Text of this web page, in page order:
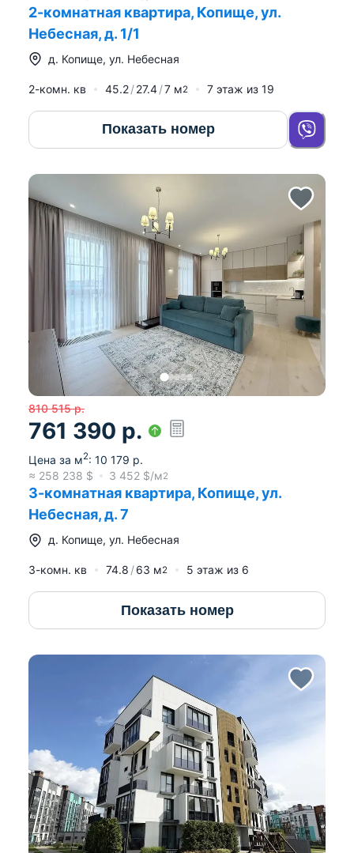
2-комнатная квартира, Копище, ул.
Небесная, д. 1/1
д. Копище, ул. Небесная
2-комн. кв 45.2 27.4 7 м2 7 этаж из 19
Показать номер
810 515 р.
761 390 р.
Цена за м2: 10 179 р.
≈ 258 238 $ 3 452 $/м2
3-комнатная квартира, Копище, ул.
Небесная, д. 7
д. Копище, ул. Небесная
3-комн. кв 74.8 63 м2 5 этаж из 6
Показать номер